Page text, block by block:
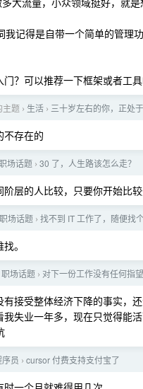
我记得是自带一个简单的管理
？可以推荐一下框架或者工具
主题 › 生活 › 三十岁左右的你，正处
不存在的
场话题 › 30 了，人生路该怎么走？
层的人比较，只要你开始比
职场话题 › 找不到 IT 工作了，随便找
。
职场话题 › 对下一份工作没有任何指
接受整体经济下降的事实，
失业一年多，现在只觉得能活
员 › cursor 付费支持支付宝了